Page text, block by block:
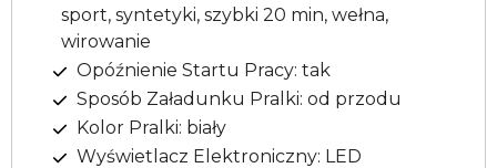
sport, syntetyki, szybki 20 min, wełna,
wirowanie
Opóźnienie Startu Pracy: tak
Sposób Załadunku Pralki: od przodu
Kolor Pralki: biały
Wyświetlacz Elektroniczny: LED